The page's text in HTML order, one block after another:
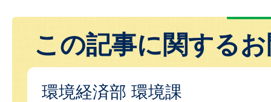
この記事に関する
環境経済部 環境課